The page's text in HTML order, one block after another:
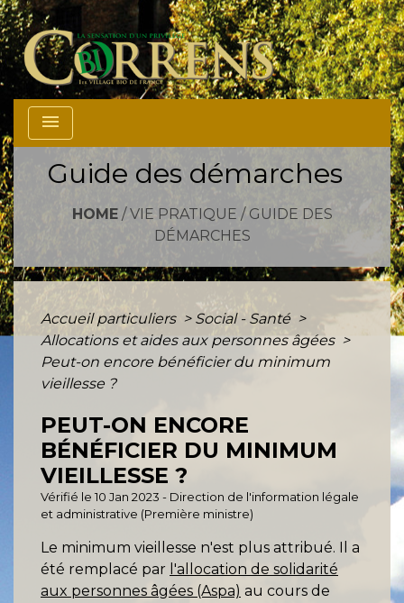
menu
Guide des démarches
HOME/ VIE PRATIQUE / GUIDE DES
DÉMARCHES
Accueil particuliers > Social - Santé >
Allocations et aides aux personnes âgées >
Peut-on encore bénéficier du minimum
vieillesse ?
PEUT-ON ENCORE
BÉNÉFICIER DU MINIMUM
VIEILLESSE ?
Vérifié le 10 Jan 2023 - Direction de l'information légale
et administrative (Première ministre)
Le minimum vieillesse n'est plus attribué. Il a
été remplacé par l'allocation de solidarité
aux personnes âgées (Aspa) au cours de